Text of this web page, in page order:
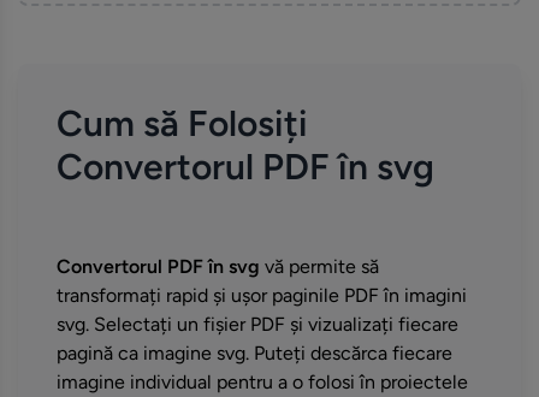
Cum să Folosiți
Convertorul PDF în svg
Convertorul PDF în svg vă permite să
transformați rapid și ușor paginile PDF în imagini
svg. Selectați un fișier PDF și vizualizați fiecare
pagină ca imagine svg. Puteți descărca fiecare
imagine individual pentru a o folosi în proiectele